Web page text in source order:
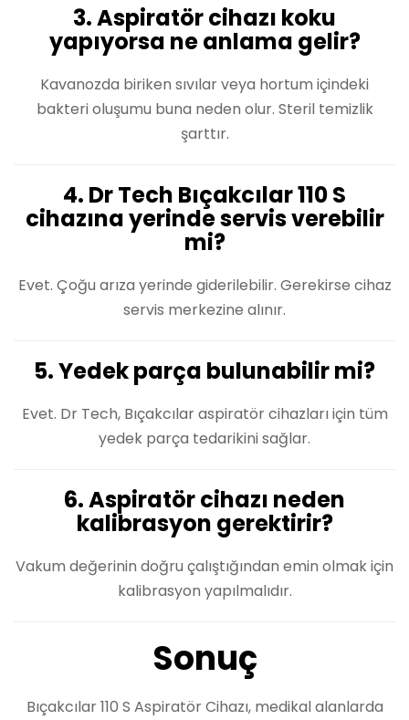
3. Aspiratör cihazı koku
yapıyorsa ne anlama gelir?
Kavanozda biriken sıvılar veya hortum içindeki
bakteri oluşumu buna neden olur. Steril temizlik
şarttır.
4. Dr Tech Bıçakcılar 110 S
cihazına yerinde servis verebilir
mi?
Evet. Çoğu arıza yerinde giderilebilir. Gerekirse cihaz
servis merkezine alınır.
5. Yedek parça bulunabilir mi?
Evet. Dr Tech, Bıçakcılar aspiratör cihazları için tüm
yedek parça tedarikini sağlar.
6. Aspiratör cihazı neden
kalibrasyon gerektirir?
Vakum değerinin doğru çalıştığından emin olmak için
kalibrasyon yapılmalıdır.
Sonuç
Bıçakcılar 110 S Aspiratör Cihazı, medikal alanlarda